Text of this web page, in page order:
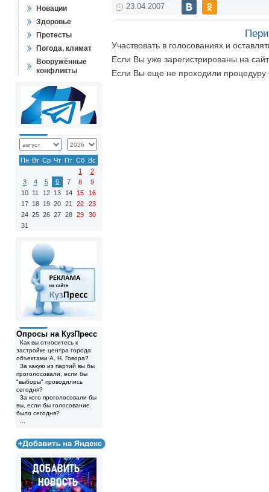
Новации
Здоровье
Протесты
Погода, климат
Вооружённые
конфликты
Пн Вт Ср Чт Пт Сб Вс
1
2
3
4 5 6 7 8
9
10 11 12 13 14 15
16
17 18 19 20 21 22
23
24 25 26 27 28 29
30
31
Опросы на КузПресс
Как вы относитесь к
застройке центра города
объектами А. Н. Говора?
За какую из партий вы бы
проголосовали, если бы
"выборы" проводились
сегодня?
За кого проголосовали бы
вы, если бы голосование
было сегодня?
23.04.2007
Участвовать в голосованиях и
Если Вы уже зарегистрированы на
Если Вы еще не проходили процедуру